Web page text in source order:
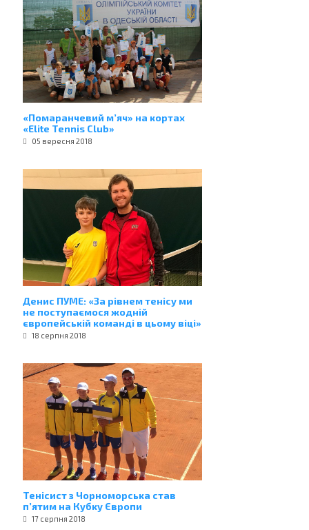
«Помаранчевий м’яч» на кортах
«Elite Tennis Club»
05 вересня 2018
Денис ПУМЕ: «За рівнем тенісу ми
не поступаємося жодній
європейській команді в цьому віці»
18 серпня 2018
Тенісист з Чорноморська став
п’ятим на Кубку Європи
17 серпня 2018